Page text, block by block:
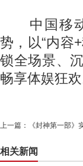
中国移动
势，以“内容
锁全场景、
畅享体娱狂欢
上一篇： 《封神第一部
相关新闻